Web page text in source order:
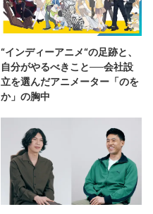
“インディーアニメ“の足跡と、
自分がやるべきこと──会社設
立を選んだアニメーター「のを
か」の胸中